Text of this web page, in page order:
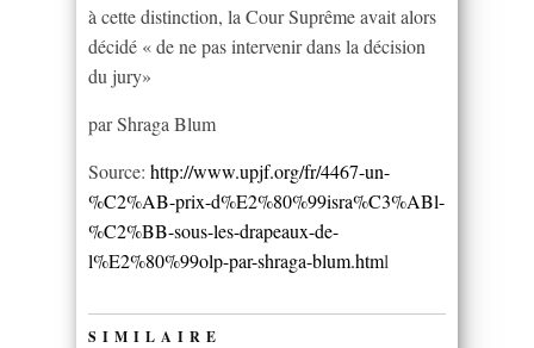
à cette distinction, la Cour Suprême avait alors
décidé « de ne pas intervenir dans la décision
du jury»
par Shraga Blum
Source: http://www.upjf.org/fr/4467-un-
%C2%AB-prix-d%E2%80%99isra%C3%ABl-
%C2%BB-sous-les-drapeaux-de-
l%E2%80%99olp-par-shraga-blum.html
SIMILAIRE